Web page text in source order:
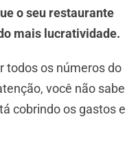
o seu restaurante
mais lucratividade.
todos os números do
você não sabe
cobrindo os gastos e